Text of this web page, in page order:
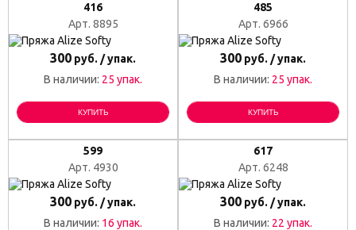
416
Арт. 8895
300 руб. / упак.
В наличии: 25 упак.
КУПИТЬ
485
Арт. 6966
300 руб. / упак.
В наличии: 25 упак.
КУПИТЬ
599
Арт. 4930
300 руб. / упак.
В наличии: 16 упак.
617
Арт. 6248
300 руб. / упак.
В наличии: 22 упак.